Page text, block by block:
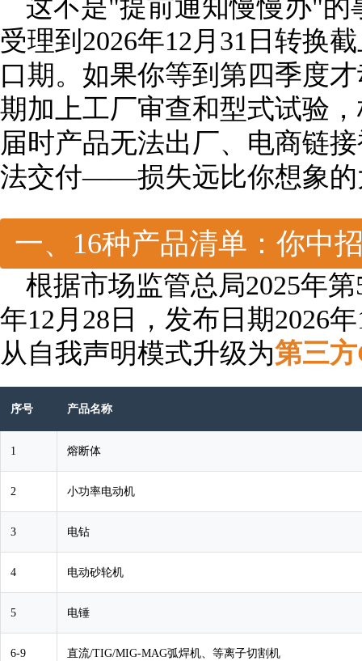
这不是"提前通知慢慢办"的
受理到2026年12月31日转换
口期。如果你等到第四季度
期加上工厂审查和型式试验
届时产品无法出厂、电商链
法交付——损失远比你想象的
一、16种产品清单：你中
根据市场监管总局2025年
年12月28日，发布日期2026
从自我声明模式升级为第三
序号 产品名称
1 熔断体
2 小功率电动机
3 电钻
4 电动砂轮机
5 电锤
6-9 直流/TIG/MIG-MAG弧焊机、等离子切割机